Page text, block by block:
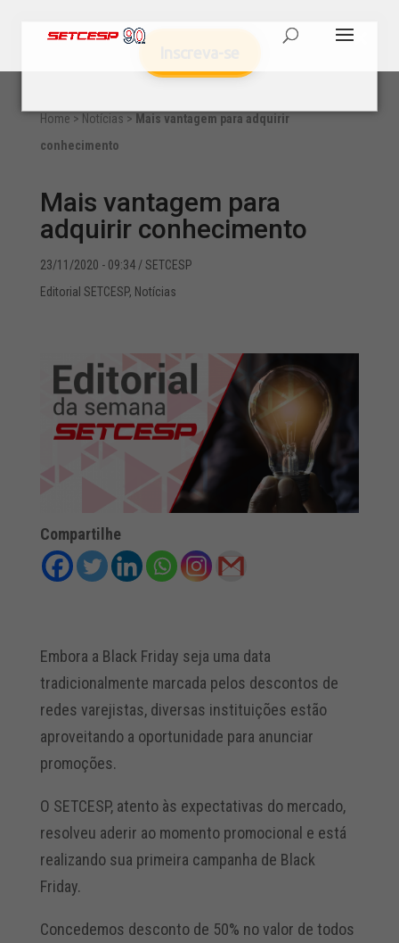
Home > Notícias > Mais vantagem para adquirir
conhecimento
Mais vantagem para
adquirir conhecimento
23/11/2020 - 09:34/ SETCESP
Editorial SETCESP, Notícias
Compartilhe
Embora a Black Friday seja uma data
tradicionalmente marcada pelos descontos de
redes varejistas, diversas instituições estão
aproveitando a oportunidade para anunciar
promoções.
O SETCESP, atento às expectativas do mercado,
resolveu aderir ao momento promocional e está
realizando sua primeira campanha de Black
Friday.
Concedemos desconto de 50% no valor de todos